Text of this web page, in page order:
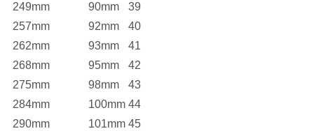
249mm
90mm
39
257mm
92mm
40
262mm
93mm
41
268mm
95mm
42
275mm
98mm
43
284mm
100mm 44
290mm
101mm 45